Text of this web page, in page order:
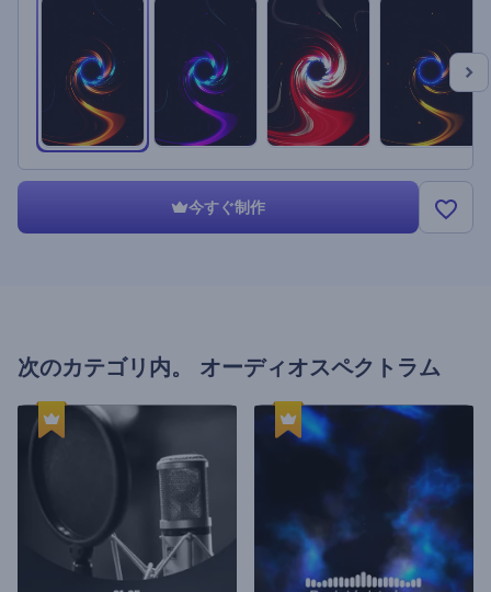
今すぐ制作
次のカテゴリ内。 オーディオスペクトラム